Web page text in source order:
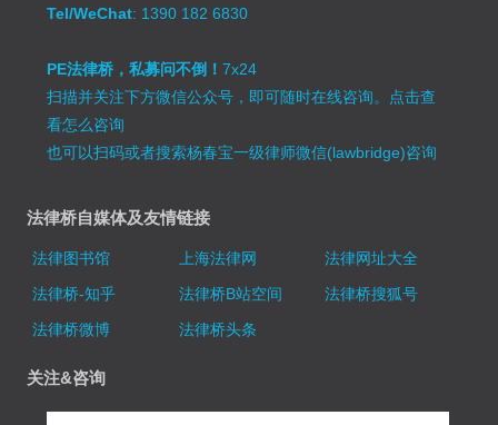
Tel/WeChat: 1390 182 6830
PE法律桥，私募问不倒！7x24
扫描并关注下方微信公众号，即可随时在线咨询。 点击查
看怎么咨询
也可以扫码或者搜索杨春宝一级律师微信(lawbridge)咨询
法律桥自媒体及友情链接
法律图书馆 上海法律网
法律网址大全
法律桥-知乎
法律桥B站空间
法律桥搜狐号
法律桥微博
法律桥头条
关注&咨询